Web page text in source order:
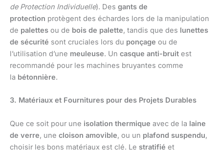
de Protection Individuelle). Des gants de
protection protègent des échardes lors de la manipulation
de palettes ou de bois de palette, tandis que des lunettes
de sécurité sont cruciales lors du ponçage ou de
l’utilisation d’une meuleuse. Un casque anti-bruit est
recommandé pour les machines bruyantes comme
la bétonnière.
3. Matériaux et Fournitures pour des Projets Durables
Que ce soit pour une isolation thermique avec de la laine
de verre, une cloison amovible, ou un plafond suspendu,
choisir les bons matériaux est clé. Le stratifié et